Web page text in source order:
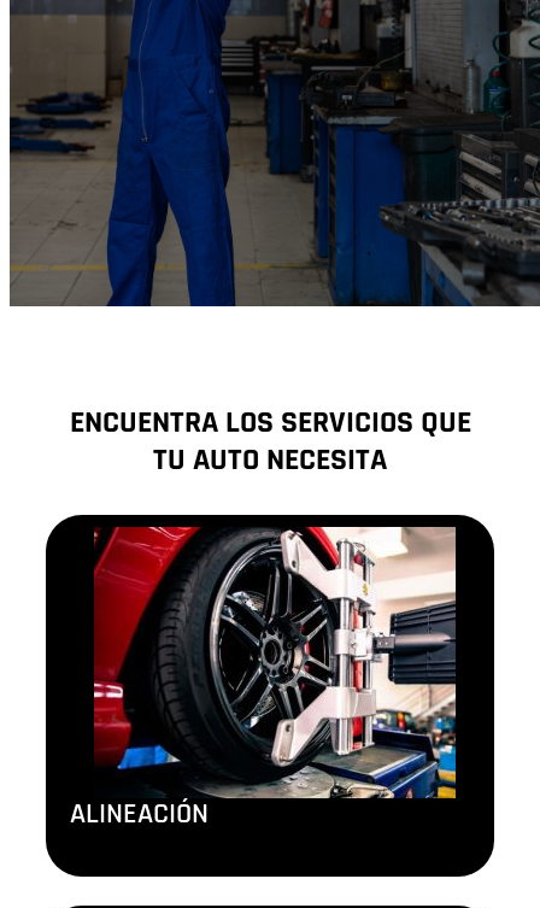
ENCUENTRA LOS SERVICIOS QUE
TU AUTO NECESITA
ALINEACIÓN